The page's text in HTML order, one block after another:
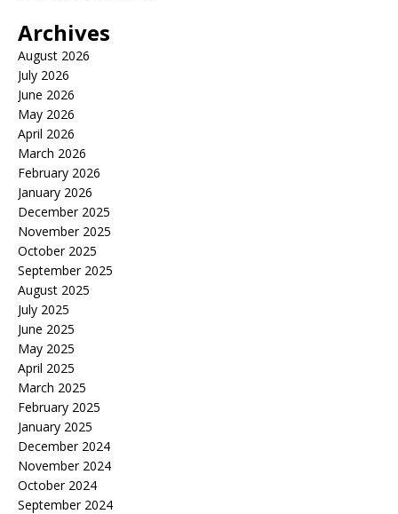
Archives
August 2026
July 2026
June 2026
May 2026
April 2026
March 2026
February 2026
January 2026
December 2025
November 2025
October 2025
September 2025
August 2025
July 2025
June 2025
May 2025
April 2025
March 2025
February 2025
January 2025
December 2024
November 2024
October 2024
September 2024